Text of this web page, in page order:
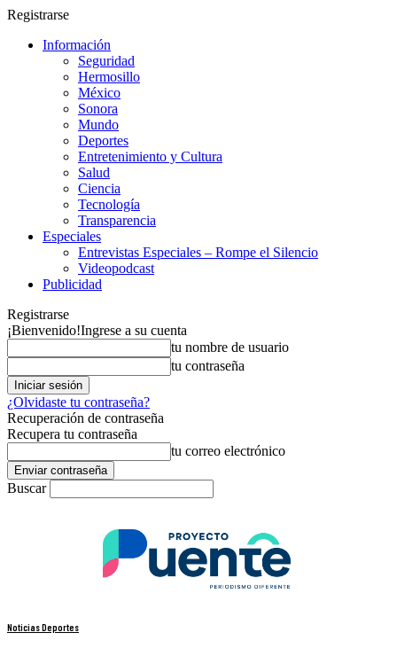
Registrarse
Información
Seguridad
Hermosillo
México
Sonora
Mundo
Deportes
Entretenimiento y Cultura
Salud
Ciencia
Tecnología
Transparencia
Especiales
Entrevistas Especiales – Rompe el Silencio
Videopodcast
Publicidad
Registrarse
¡Bienvenido!Ingrese a su cuenta
tu nombre de usuario
tu contraseña
¿Olvidaste tu contraseña?
Recuperación de contraseña
Recupera tu contraseña
tu correo electrónico
Buscar
Noticias Deportes